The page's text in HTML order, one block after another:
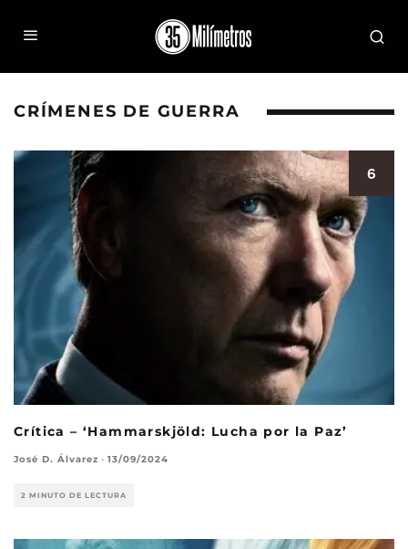
CRÍMENES DE GUERRA
6
Crítica – ‘Hammarskjöld: Lucha por la Paz’
José D. Álvarez · 13/09/2024
2 MINUTO DE LECTURA